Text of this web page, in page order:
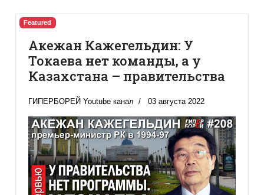
Featured
Акежан Кажегельдин: У
Токаева нет команды, а у
Казахстана – правительства
ГИПЕРБОРЕЙ Youtube канал 03 августа 2022